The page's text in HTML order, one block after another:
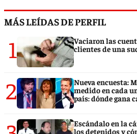
MÁS LEÍDAS DE PERFIL
1
Vaciaron las
clientes de una
2
Nueva encuesta:
medido en cada
país: dónde gana
Escándalo en la
los detenidos y